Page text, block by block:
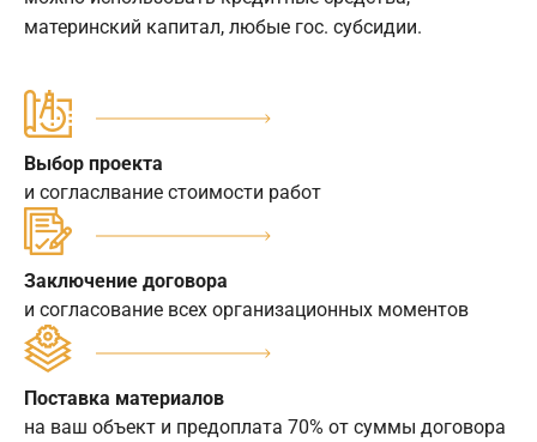
материнский капитал, любые гос. субсидии.
Выбор проекта
и согласлвание стоимости работ
Заключение договора
и согласование всех организационных моментов
Поставка материалов
на ваш объект и предоплата 70% от суммы договора